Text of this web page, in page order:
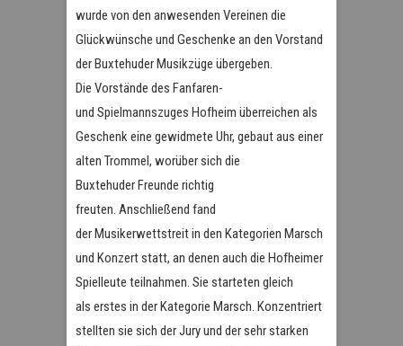
wurde von den anwesenden Vereinen die
Glückwünsche und Geschenke an den Vorstand
der Buxtehuder Musikzüge übergeben.
Die Vorstände des Fanfaren-
und Spielmannszuges Hofheim überreichen als
Geschenk eine gewidmete Uhr, gebaut aus einer
alten Trommel, worüber sich die
Buxtehuder Freunde richtig
freuten. Anschließend fand
der Musikerwettstreit in den Kategorien Marsch
und Konzert statt, an denen auch die Hofheimer
Spielleute teilnahmen. Sie starteten gleich
als erstes in der Kategorie Marsch. Konzentriert
stellten sie sich der Jury und der sehr starken